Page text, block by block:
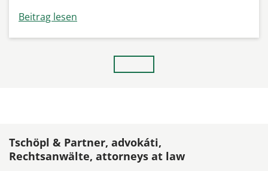
Beitrag lesen
Tschöpl & Partner, advokáti,
Rechtsanwälte, attorneys at law